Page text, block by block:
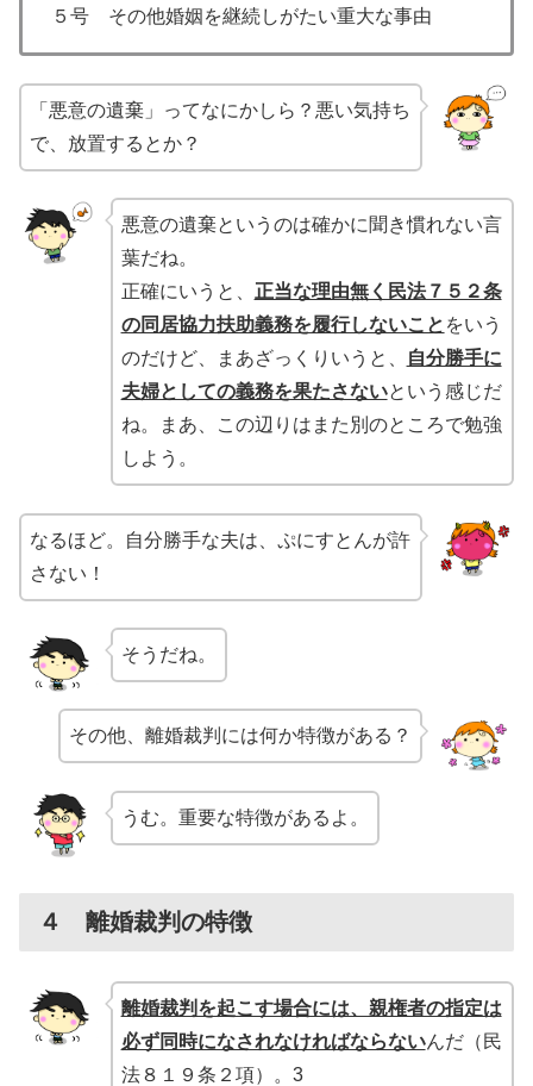
５号 その他婚姻を継続しがたい重大な事由
「悪意の遺棄」ってなにかしら？悪い気持ち
で、放置するとか？
悪意の遺棄というのは確かに聞き慣れない言
葉だね。
正確にいうと、 正当な理由無く民法７５２条
の同居協力扶助義務を履行しないこと をいう
のだけど、まあざっくりいうと、
自分勝手に
夫婦としての義務を果たさないという感じだ
ね。まあ、この辺りはまた別のところで勉強
しよう。
なるほど。自分勝手な夫は、ぷにすとんが許
さない！
そうだね。
その他、離婚裁判には何か特徴がある？
うむ。重要な特徴があるよ。
４ 離婚裁判の特徴
離婚裁判を起こす場合には、親権者の指定は
必ず同時になされなければならないんだ（民
法８１９条２項）。3